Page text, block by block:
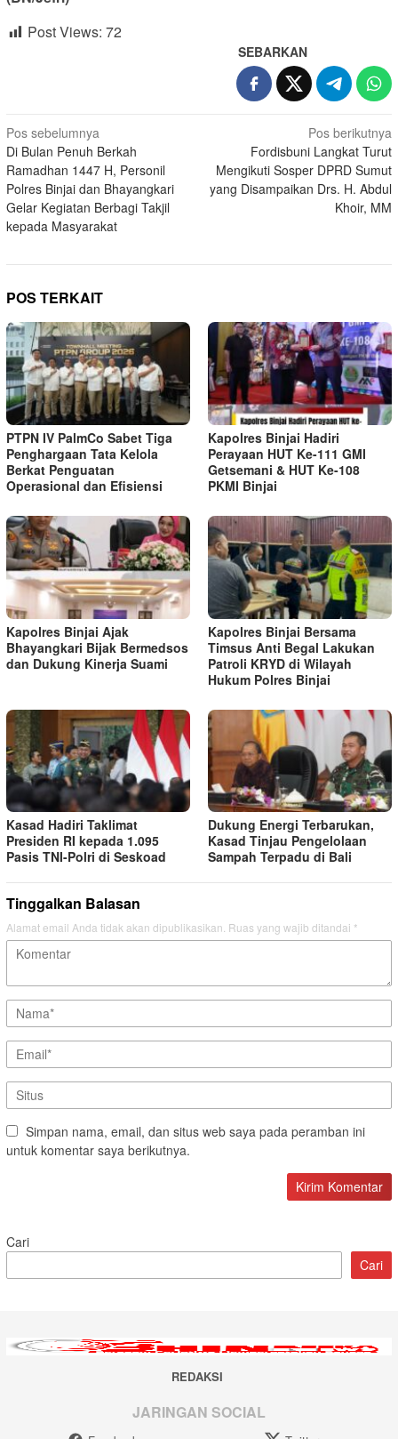
Post Views: 72
SEBARKAN
Navigasi
pos
Pos sebelumnya
Di Bulan Penuh Berkah
Ramadhan 1447 H, Personil
Polres Binjai dan Bhayangkari
Gelar Kegiatan Berbagi Takjil
kepada Masyarakat
Pos berikutnya
Fordisbuni Langkat Turut
Mengikuti Sosper DPRD Sumut
yang Disampaikan Drs. H. Abdul
Khoir, MM
POS TERKAIT
PTPN IV PalmCo Sabet Tiga
Penghargaan Tata Kelola
Berkat Penguatan
Operasional dan Efisiensi
Kapolres Binjai Hadiri
Perayaan HUT Ke-111 GMI
Getsemani & HUT Ke-108
PKMI Binjai
Kapolres Binjai Ajak
Bhayangkari Bijak Bermedsos
dan Dukung Kinerja Suami
Kapolres Binjai Bersama
Timsus Anti Begal Lakukan
Patroli KRYD di Wilayah
Hukum Polres Binjai
Kasad Hadiri Taklimat
Presiden RI kepada 1.095
Pasis TNI-Polri di Seskoad
Dukung Energi Terbarukan,
Kasad Tinjau Pengelolaan
Sampah Terpadu di Bali
Tinggalkan Balasan
Alamat email Anda tidak akan dipublikasikan. Ruas yang wajib ditandai *
Simpan nama, email, dan situs web saya pada peramban ini
untuk komentar saya berikutnya.
Cari
Cari
REDAKSI
JARINGAN SOCIAL